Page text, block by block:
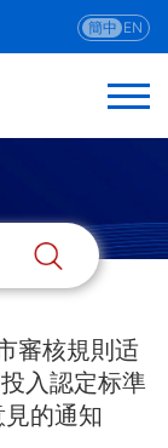
簡中 EN
審核規則适
入認定标準
見的通知